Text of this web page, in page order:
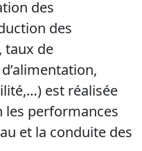
des
des
taux de
est réalisée
les performances
et la conduite des